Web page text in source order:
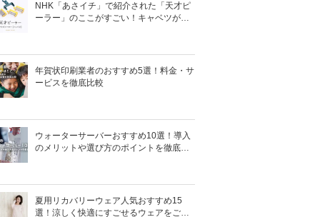
NHK「あさイチ」で紹介された「天才ピ
ーラー」のここがすごい！キャベツがほ
年賀状印刷業者のおすすめ5選！料金・サ
ービスを徹底比較
ウォーターサーバーおすすめ10選！導入
のメリットや選び方のポイントを徹底解
夏用リカバリーウェア人気おすすめ15
選！涼しく快適にすごせるウェアをご紹